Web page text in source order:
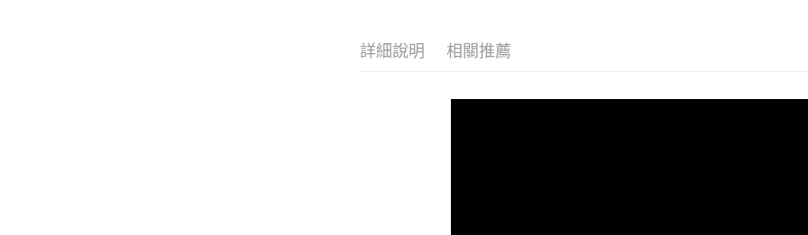
５．嚴禁
詳細說明 相關推薦